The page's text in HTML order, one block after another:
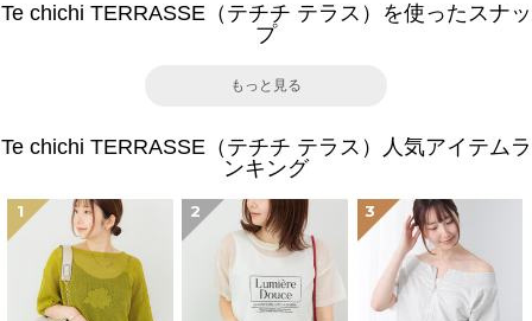
Te chichi TERRASSE（テチチ テラス）を使ったスナッ
プ
もっと見る
Te chichi TERRASSE（テチチ テラス）人気アイテムラ
ンキング
1 2 3